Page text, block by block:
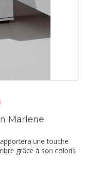
Marlene
une touche
grâce à son coloris